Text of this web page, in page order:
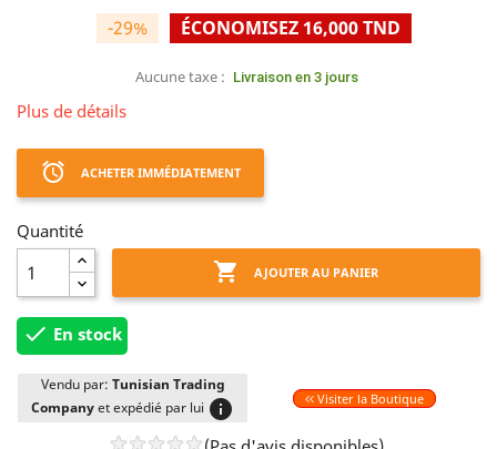
-29% ÉCONOMISEZ 16,000 TND
Aucune taxe : Livraison en 3 jours
Plus de détails
access_alarm ACHETER IMMÉDIATEMENT
Quantité
 AJOUTER AU PANIER
 En stock
Vendu par: Tunisian Trading
Companyet expédié par lui info Visiter la Boutique